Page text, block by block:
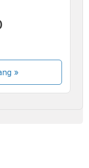
»
berikut:
masih dalam